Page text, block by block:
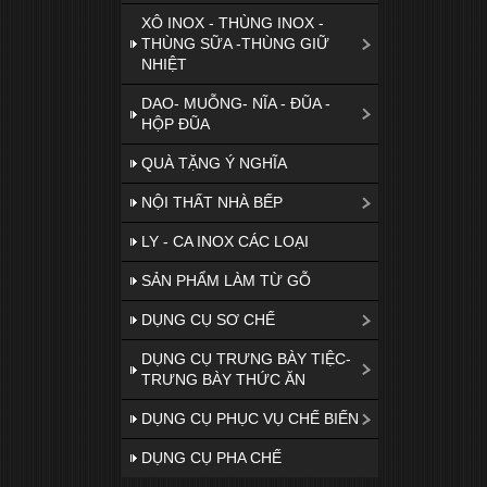
XÔ INOX - THÙNG INOX -
THÙNG SỮA -THÙNG GIỮ
NHIỆT
DAO- MUỖNG- NĨA - ĐŨA -
HỘP ĐŨA
QUÀ TẶNG Ý NGHĨA
NỘI THẤT NHÀ BẾP
LY - CA INOX CÁC LOẠI
SẢN PHẨM LÀM TỪ GỖ
DỤNG CỤ SƠ CHẾ
DỤNG CỤ TRƯNG BÀY TIỆC-
TRƯNG BÀY THỨC ĂN
DỤNG CỤ PHỤC VỤ CHẾ BIẾN
DỤNG CỤ PHA CHẾ